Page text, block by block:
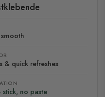
& quick refreshes
stick, no paste